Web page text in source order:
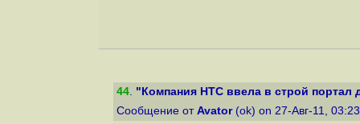
44. "Компания HTC ввела в строй
Сообщение от Avator(ok) on 27-Авг-11,